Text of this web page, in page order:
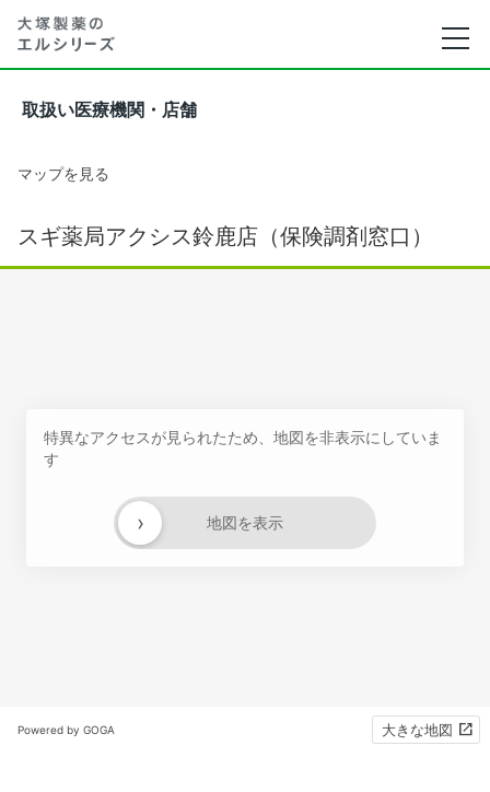
取扱い医療機関・店舗
マップを見る
スギ薬局アクシス鈴鹿店（保険調剤窓口）
特異なアクセスが見られたため、地図を非表示にしていま
す
地図を表示
›
Powered by GOGA 大きな地図